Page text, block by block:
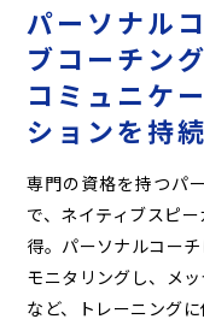
パーソナル
ブコーチン
コミュニケ
ションを持続
専門の資格を持つパ
で、ネイティブスピ
得。パーソナルコー
モニタリングし、メ
など、トレーニング